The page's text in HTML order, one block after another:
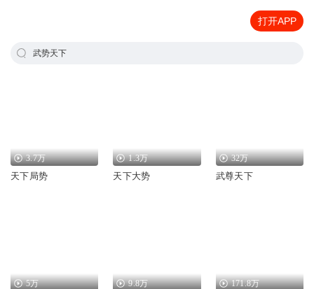
打开APP
武势天下
3.7万
天下局势
1.3万
天下大势
32万
武尊天下
5万 9.8万 171.8万